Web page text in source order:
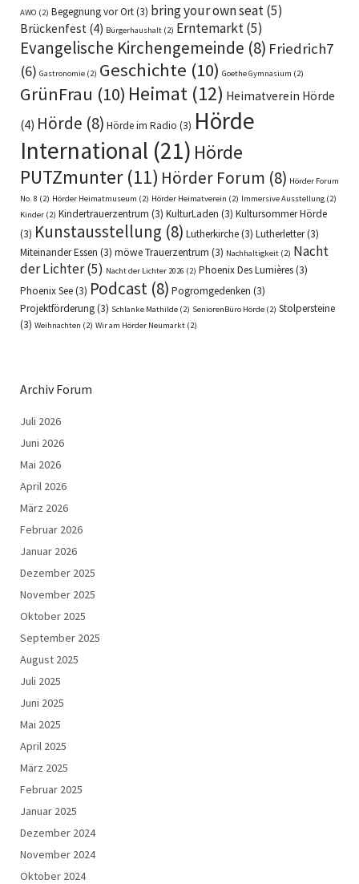
AWO (2) Begegnung vor Ort(3) bring your own seat(5)
Brückenfest (4) Bürgerhaushalt (2) Erntemarkt(5)
Evangelische Kirchengemeinde (8) Friedrich7
(6) Gastronomie (2) Geschichte (10) Goethe Gymnasium (2)
GrünFrau (10) Heimat (12) Heimatverein Hörde
(4) Hörde (8) Hörde im Radio (3) Hörde
International (21) Hörde
PUTZmunter(11) Hörder Forum (8) Hörder Forum
No. 8 (2) Hörder Heimatmuseum (2) Hörder Heimatverein (2) Immersive Ausstellung (2)
Kinder (2) Kindertrauerzentrum (3) KulturLaden (3) Kultursommer Hörde
(3) Kunstausstellung (8) Lutherkirche(3) Lutherletter(3)
Miteinander Essen (3) möwe Trauerzentrum (3) Nachhaltigkeit (2) Nacht
der Lichter(5) Nacht der Lichter 2026 (2) Phoenix Des Lumières(3)
Phoenix See(3) Podcast (8) Pogromgedenken (3)
Projektförderung(3) Schlanke Mathilde (2) SeniorenBüro Hörde (2) Stolpersteine
(3) Weihnachten (2) Wir am Hörder Neumarkt (2)
Archiv Forum
Juli 2026
Juni 2026
Mai 2026
April 2026
März 2026
Februar 2026
Januar 2026
Dezember 2025
November 2025
Oktober 2025
September 2025
August 2025
Juli 2025
Juni 2025
Mai 2025
April 2025
März 2025
Februar 2025
Januar 2025
Dezember 2024
November 2024
Oktober 2024